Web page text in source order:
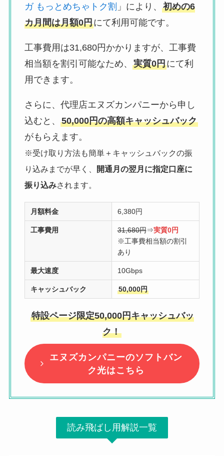
ガ もっとめちゃトク割 」により、 初めの6
カ月間は月額0円にて利用可能です。
工事費用は31,680円かかりますが、工事費
相当額を割引可能なため、 実質0円にて利
用できます。
さらに、代理店エヌズカンパニーから申し
込むと、 50,000円の高額キャッシュバック
がもらえます。
※受け取り方法も簡単＋キャッシュバックの振
り込みまでが早く、
開通月の翌月に指定口座に
振り込みされます。
月額料金 6,380円
工事費用 31,680円⇒実質0円
※工事費相当額の割引
あり
最大速度 10Gbps
キャッシュバック 50,000円
特設ページ限定50,000円キャッシュバッ
ク！
エヌズカンパニーのソフトバン
ク光はこちら
読み飛ばし用解説一覧